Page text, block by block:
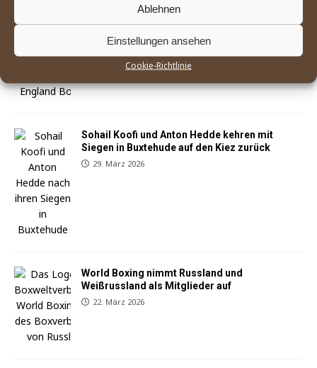
Ablehnen
Einstellungen ansehen
Cookie-Richtlinie
England Boxing betrachtet Mitgliedsverband
»East Midland« als gescheitert
25. April 2026
Sohail Koofi und Anton Hedde kehren mit
Siegen in Buxtehude auf den Kiez zurück
29. März 2026
World Boxing nimmt Russland und
Weißrussland als Mitglieder auf
22. März 2026